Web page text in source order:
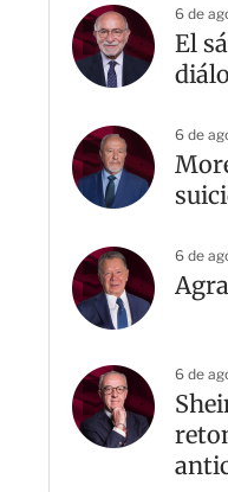
6 de
El
6 de
6 de
6 de